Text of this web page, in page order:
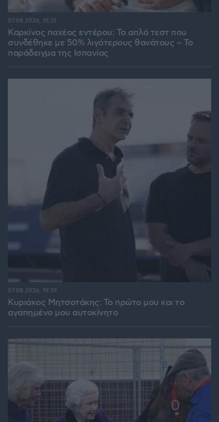
Καρκίνος παχέος εντέρου: Το απλό τεστ που
συνδέθηκε με 50% λιγότερους θανάτους – Το
παράδειγμα της Ισπανίας
07.08.2026, 18:31
Κυριάκος Μητσοτάκης: Το πρώτο μου και το
αγαπημένο μου αυτοκίνητο
07.08.2026, 19:39